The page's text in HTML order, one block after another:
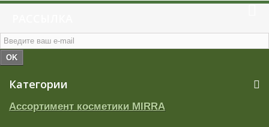
OK
Категории
Ассортимент косметики MIRRA